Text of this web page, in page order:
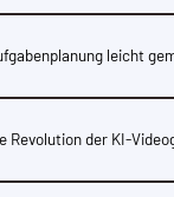
leicht
Revolution der KI-